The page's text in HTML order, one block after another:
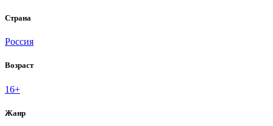
Страна
Россия
Возраст
16+
Жанр